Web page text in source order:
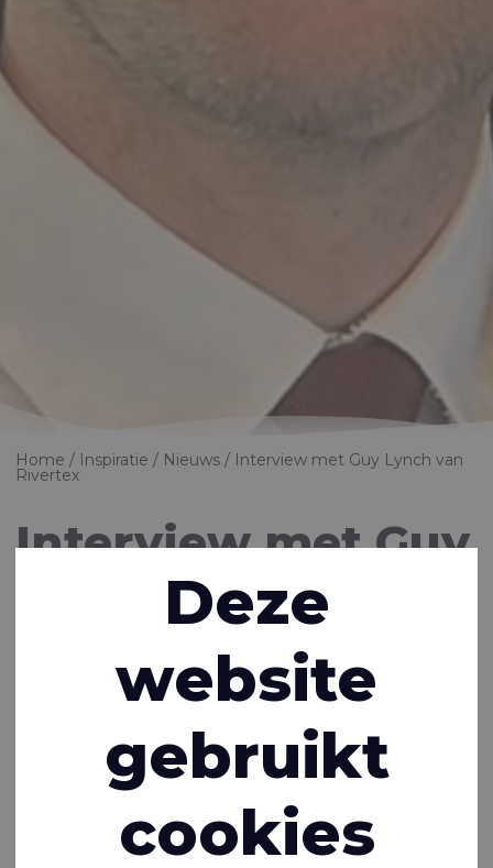
Home Inspiratie Nieuws Interview met Guy Lynch van
Rivertex
Interview met Guy
Lynch van
Rivertex
Deze week hebben we een speciale post. We ontmoeten
Guy Lynch voor een interview. Guy is Managing Director bij
Rivertex in het Verenigd Koninkrijk.
Een deel van mijn leven
Deze
website
gebruikt
cookies